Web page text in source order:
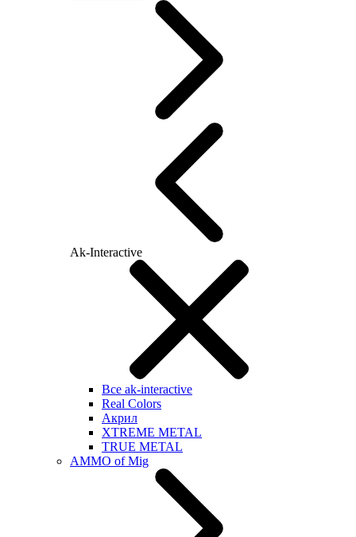
Ak-Interactive
Все ak-interactive
Real Colors
Акрил
XTREME METAL
TRUE METAL
AMMO of Mig